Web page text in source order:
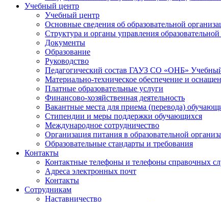
Учебный центр
Учебный центр
Основные сведения об образовательной
Структура и органы управления
Документы
Образование
Руководство
Педагогический состав ГАУЗ СО «ОНБ»
Материально-техническое обеспечение и
Платные образовательные услуги
Финансово-хозяйственная деятельность
Вакантные места для приема (перевода)
Стипендии и меры поддержки обучающихся
Международное сотрудничество
Организация питания в образовательной
Образовательные стандарты и требования
Контакты
Контактные телефоны и телефоны справочных
Адреса электронных почт
Контакты
Сотрудникам
Наставничество